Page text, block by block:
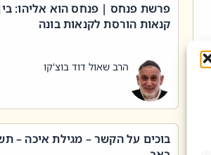
פרשת פנחס | פנחס הוא אליהו:
קנאות הורסת לקנאות בונה
הרב שאול דוד בוצ'קו
בוכים על הקשר – מגילת איכה –